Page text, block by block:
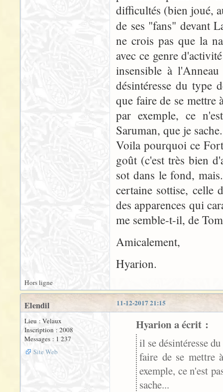
difficultés (bien joué,
de ses "fans" devant
ne crois pas que la
avec ce genre
insensible à
désintéresse du type
que faire de se mettre
par exemple, ce
Saruman, que je
Voila pourquoi ce
goût (c'est très bien
sot dans le fond,
certaine sottise, celle
des apparences qui
me semble-t-il, de
Amicalement,
Hyarion.
Hors ligne
11-12-2017 21:15
Elendil
Lieu : Velaux
Inscription : 2008
Messages : 1 237
Site Web
Hyarion a écrit :
il se désintéresse
faire de se mettre
exemple, ce n'est
sache...